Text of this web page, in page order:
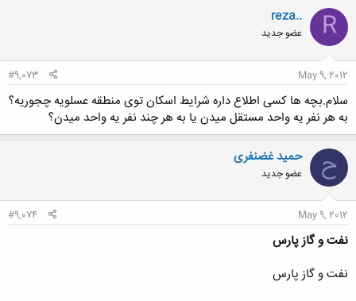
R
reza..
عضو جدید
May 9, 2012
#9,073
سلام.بچه ها کسی اطلاع داره شرایط اسکان توی منطقه عسلویه چجوریه؟
به هر نفر یه واحد مستقل میدن یا به هر چند نفر یه واحد میدن؟
ح حمید غضنفری
عضو جدید
May 9, 2012
#9,074
نفت و گاز پارس
نفت و گاز پارس